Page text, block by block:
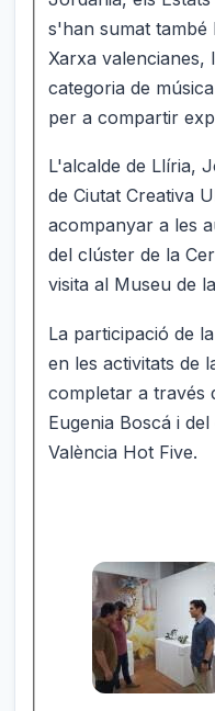
s'han sumat també
Xarxa valencianes,
categoria de
per a compartir
L'alcalde de Llíria,
de Ciutat Creativa
acompanyar a les
del clúster de la
visita al Museu de
La participació de
en les activitats de
completar a través
Eugenia Boscá i
València Hot Five.